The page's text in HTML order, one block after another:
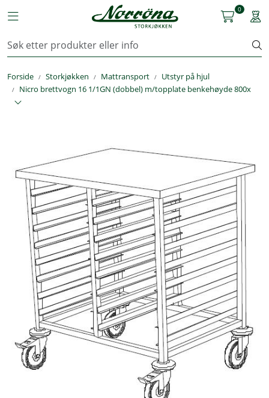
Toggle navigation
0
Forside Storkjøkken Mattransport
Utstyr på hjul
Nicro brettvogn 16 1/1GN (dobbel) m/topplate benkehøyde 800x
Kjøkkenutstyr
Storkjøkken
Reservedeler
Service
OUTLET
Løsninger
Tjenester
Bransjer
Kontakt